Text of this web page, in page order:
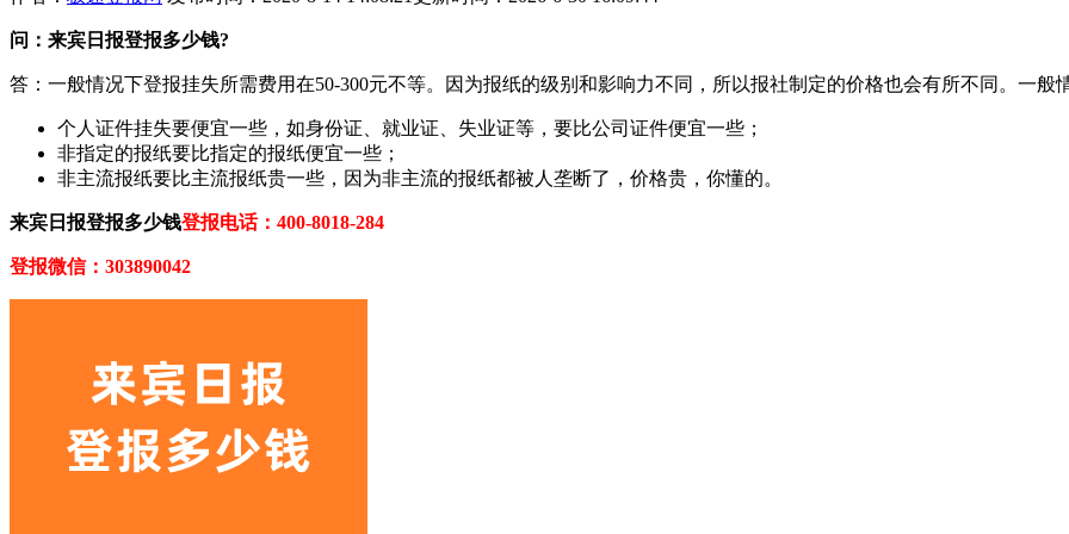
问：来宾日报登报多少钱?
答：一般情况下登报挂失所需费用在50-300元不等。因为报纸的级别和影响力不同，所以报社制定的价格也会有所不同。一般
个人证件挂失要便宜一些，如身份证、就业证、失业证等，要比公司证件便宜一些；
非指定的报纸要比指定的报纸便宜一些；
非主流报纸要比主流报纸贵一些，因为非主流的报纸都被人垄断了，价格贵，你懂的。
来宾日报登报多少钱登报电话：400-8018-284
登报微信：303890042